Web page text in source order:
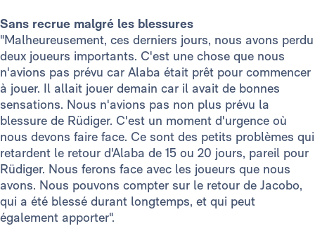
Sans recrue malgré les blessures
"Malheureusement, ces derniers jours, nous avons perdu
deux joueurs importants. C'est une chose que nous
n'avions pas prévu car Alaba était prêt pour commencer
à jouer. Il allait jouer demain car il avait de bonnes
sensations. Nous n'avions pas non plus prévu la
blessure de Rüdiger. C'est un moment d'urgence où
nous devons faire face. Ce sont des petits problèmes qui
retardent le retour d'Alaba de 15 ou 20 jours, pareil pour
Rüdiger. Nous ferons face avec les joueurs que nous
avons. Nous pouvons compter sur le retour de Jacobo,
qui a été blessé durant longtemps, et qui peut
également apporter".